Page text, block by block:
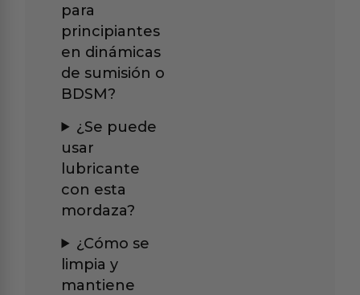
para
principiantes
en dinámicas
de sumisión o
BDSM?
¿Se puede
usar
lubricante
con esta
mordaza?
¿Cómo se
limpia y
mantiene